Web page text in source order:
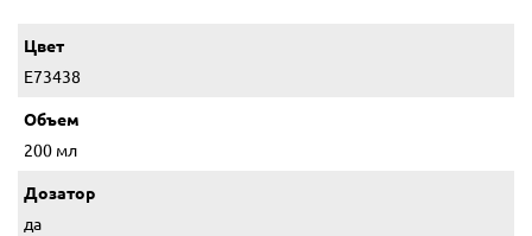
Цвет
E73438
Объем
200 мл
Дозатор
да